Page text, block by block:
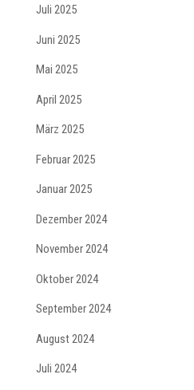
Juli 2025
Juni 2025
Mai 2025
April 2025
März 2025
Februar 2025
Januar 2025
Dezember 2024
November 2024
Oktober 2024
September 2024
August 2024
Juli 2024